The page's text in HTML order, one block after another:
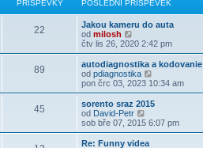
ě
v
e
k
ř
í
s
ě
v
e
k
d
n
í
ř
í
s
p
ě
v
e
k
o
s
l
e
d
n
í
p
ř
í
s
p
ě
v
e
t
p
o
s
l
e
d
n
í
p
ř
í
s
PŘÍSPĚVKY POSLEDNÍ PŘÍSPĚVEK
22
Jakou kameru do auta
od milosh
o
b
r
a
z
p
o
s
čtv lis 26, 2020 2:42 pm
89
autodiagnostika a kodovanie
od pdiagnostika
o
b
r
z
pon črc 03, 2023 10:34 am
45
sorento sraz 2015
od David-Petr
o
b
r
sob bře 07, 2015 6:07 pm
Re: Funny videa